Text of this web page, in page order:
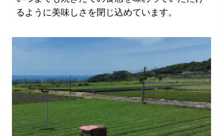
るように美味しさを閉じ込めています。